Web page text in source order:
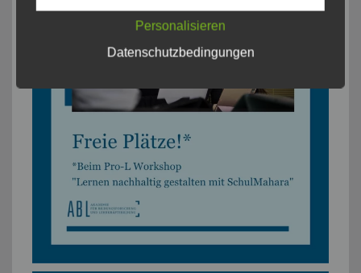
Personalisieren
Datenschutzbedingungen